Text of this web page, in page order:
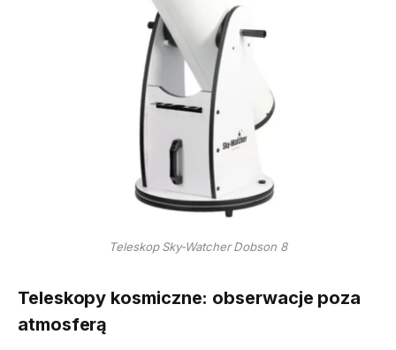
Teleskop Sky-Watcher Dobson 8
Teleskopy kosmiczne: obserwacje poza
atmosferą